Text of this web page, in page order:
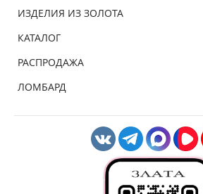
ИЗДЕЛИЯ ИЗ ЗОЛОТА
КАТАЛОГ
РАСПРОДАЖА
ЛОМБАРД